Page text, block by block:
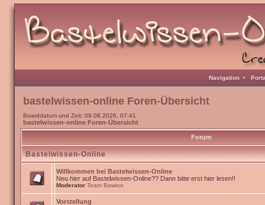
Navigation •
bastelwissen-online Foren-Übersicht
Boarddatum und Zeit: 09.08.2026, 07:41
bastelwissen-online Foren-Übersicht
Forum
Bastelwissen-Online
Willkommen bei Bastelwissen-Online
Neu hier auf Bastelwissen-Online?? Dann bitte erst hier lesen!!
Moderator Team Bawion
Vorstellung